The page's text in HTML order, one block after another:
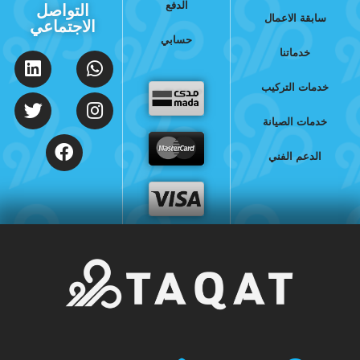
سابقة الاعمال
خدماتنا
خدمات التركيب
خدمات الصيانة
الدعم الفني
الدفع
حسابي
التواصل
الاجتماعي